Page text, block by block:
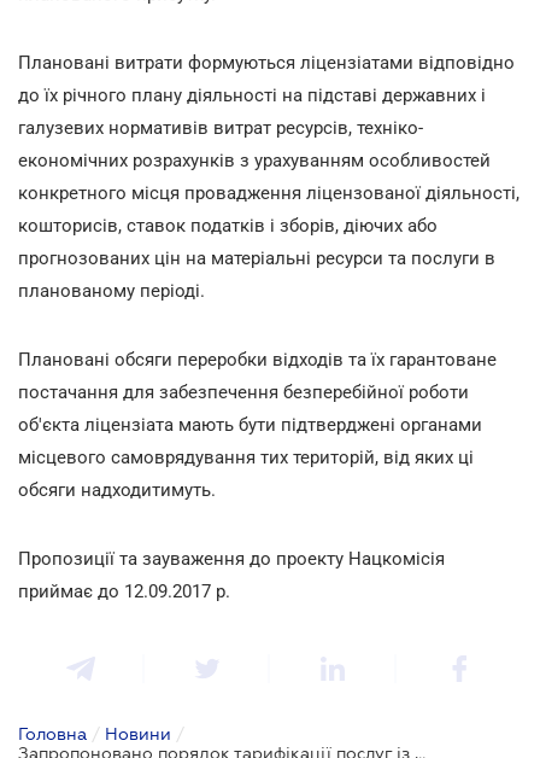
Плановані витрати формуються ліцензіатами відповідно
до їх річного плану діяльності на підставі державних і
галузевих нормативів витрат ресурсів, техніко-
економічних розрахунків з урахуванням особливостей
конкретного місця провадження ліцензованої діяльності,
кошторисів, ставок податків і зборів, діючих або
прогнозованих цін на матеріальні ресурси та послуги в
планованому періоді.
Плановані обсяги переробки відходів та їх гарантоване
постачання для забезпечення безперебійної роботи
об'єкта ліцензіата мають бути підтверджені органами
місцевого самоврядування тих територій, від яких ці
обсяги надходитимуть.
Пропозиції та зауваження до проекту Нацкомісія
приймає до 12.09.2017 р.
Головна / Новини /
Запропоновано порядок тарифікації послуг із переробки побутових відходів